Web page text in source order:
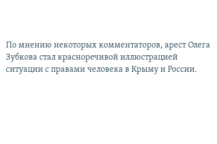
По мнению некоторых комментаторов, арест Олега
Зубкова стал красноречивой иллюстрацией
ситуации с правами человека в Крыму и России.